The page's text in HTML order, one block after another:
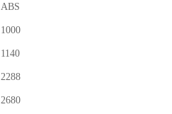
ABS
1000
1140
2288
2680